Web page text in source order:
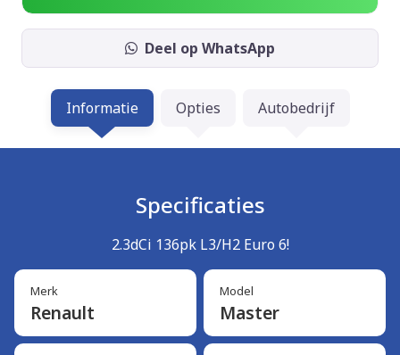
Deel op WhatsApp
Informatie Opties Autobedrijf
Specificaties
2.3dCi 136pk L3/H2 Euro 6!
Merk
Renault
Model
Master